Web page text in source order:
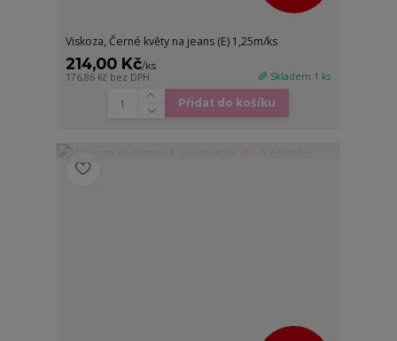
Viskoza, Černé květy na jeans (E) 1,25m/ks
214,00 Kč/ks
176,86 Kč bez DPH 🌈 Skladem 1 ks
Přidat do košíku